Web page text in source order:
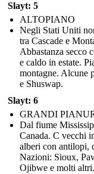
Slayt: 5
ALTOPIANO
Negli Stati Uniti
tra Cascade e
Abbastanza secco
e caldo in estate.
montagne. Alcune
e Shuswap.
Slayt: 6
GRANDI
Dal fiume
Canada. C vecchi
alberi con antilopi,
Nazioni: Sioux,
Ojibwe e molti altri.